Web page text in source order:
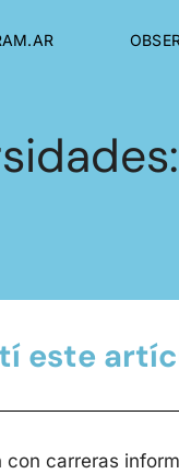
este
carreras